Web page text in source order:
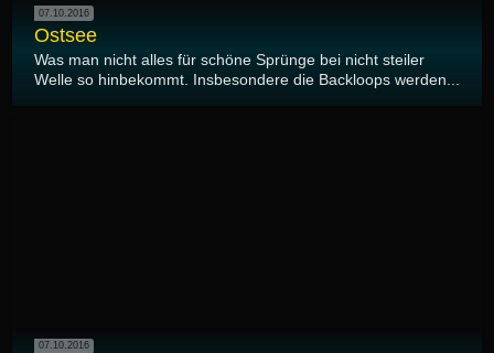
07.10.2016
Ostsee
Was man nicht alles für schöne Sprünge bei nicht steiler
Welle so hinbekommt. Insbesondere die Backloops werden...
07.10.2016